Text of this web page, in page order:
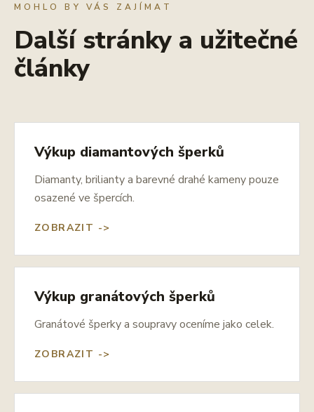
MOHLO BY VÁS ZAJÍMAT
Další stránky a užitečné
články
Výkup diamantových šperků
Diamanty, brilianty a barevné drahé kameny pouze
osazené ve špercích.
ZOBRAZIT ->
Výkup granátových šperků
Granátové šperky a soupravy oceníme jako celek.
ZOBRAZIT ->